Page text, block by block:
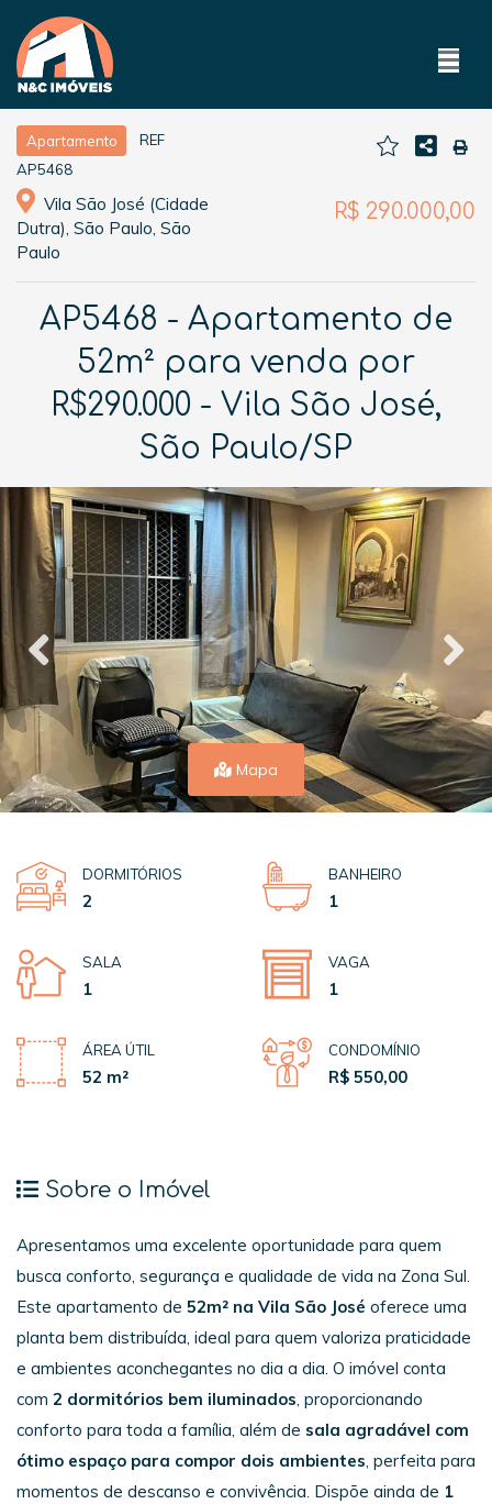
Apartamento
REF
AP5468
Vila São José (Cidade
Dutra), São Paulo, São
Paulo
R$ 290.000,00
AP5468 - Apartamento de
52m² para venda por
R$290.000 - Vila São José,
São Paulo/SP
Mapa
DORMITÓRIOS
2
BANHEIRO
1
SALA
1
VAGA
1
ÁREA ÚTIL
52 m²
CONDOMÍNIO
R$ 550,00
Sobre o Imóvel
Apresentamos uma excelente oportunidade para quem
busca conforto, segurança e qualidade de vida na Zona Sul.
Este apartamento de 52m² na Vila São José oferece uma
planta bem distribuída, ideal para quem valoriza praticidade
e ambientes aconchegantes no dia a dia. O imóvel conta
com 2 dormitórios bem iluminados, proporcionando
conforto para toda a família, além de sala agradável com
ótimo espaço para compor dois ambientes, perfeita para
momentos de descanso e convivência. Dispõe ainda de 1